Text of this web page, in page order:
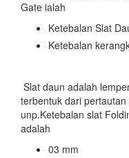
Gate ialah
Ketebalan Slat
Ketebalan
Slat daun adalah
terbentuk dari
unp.Ketebalan slat
adalah
03 mm